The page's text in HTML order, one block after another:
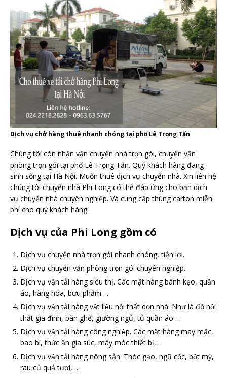
Dịch vụ chở hàng thuê nhanh chóng tại phố Lê Trọng Tấn
Chúng tôi còn nhận vận chuyển nhà trọn gói, chuyển văn
phòng trọn gói tại phố Lê Trọng Tấn. Quý khách hàng đang
sinh sống tại Hà Nội. Muốn thuê dịch vụ chuyển nhà. Xin liên hệ
chúng tôi chuyển nhà Phi Long có thể đáp ứng cho bạn dịch
vụ chuyển nhà chuyên nghiệp. Và cung cấp thùng carton miễn
phí cho quý khách hàng.
Dịch vụ của Phi Long gồm có
Dịch vụ chuyển nhà trọn gói nhanh chóng, tiện lợi.
Dịch vụ chuyển văn phòng trọn gói chuyên nghiệp.
Dịch vụ vận tải hàng siêu thị. Các mặt hàng bánh kẹo, quần
áo, hàng hóa, bưu phẩm…..
Dịch vụ vận tải hàng vật liệu nội thất dọn nhà. Như là đồ nội
thất gia đình, bàn ghế, giường ngủ, tủ quần áo …
Dịch vụ vận tải hàng công nghiệp. Các mặt hàng may mặc,
bao bì, thức ăn gia súc, máy móc thiết bị,…
Dịch vụ vận tải hàng nông sản. Thóc gạo, ngũ cốc, bột mỳ,
rau củ quả tươi,….